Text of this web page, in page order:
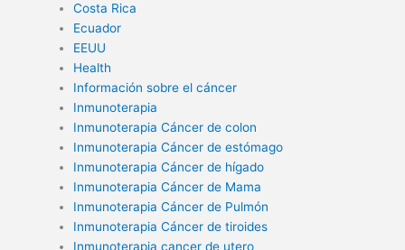
Costa Rica
Ecuador
EEUU
Health
Información sobre el cáncer
Inmunoterapia
Inmunoterapia Cáncer de colon
Inmunoterapia Cáncer de estómago
Inmunoterapia Cáncer de hígado
Inmunoterapia Cáncer de Mama
Inmunoterapia Cáncer de Pulmón
Inmunoterapia Cáncer de tiroides
Inmunoterapia cancer de utero